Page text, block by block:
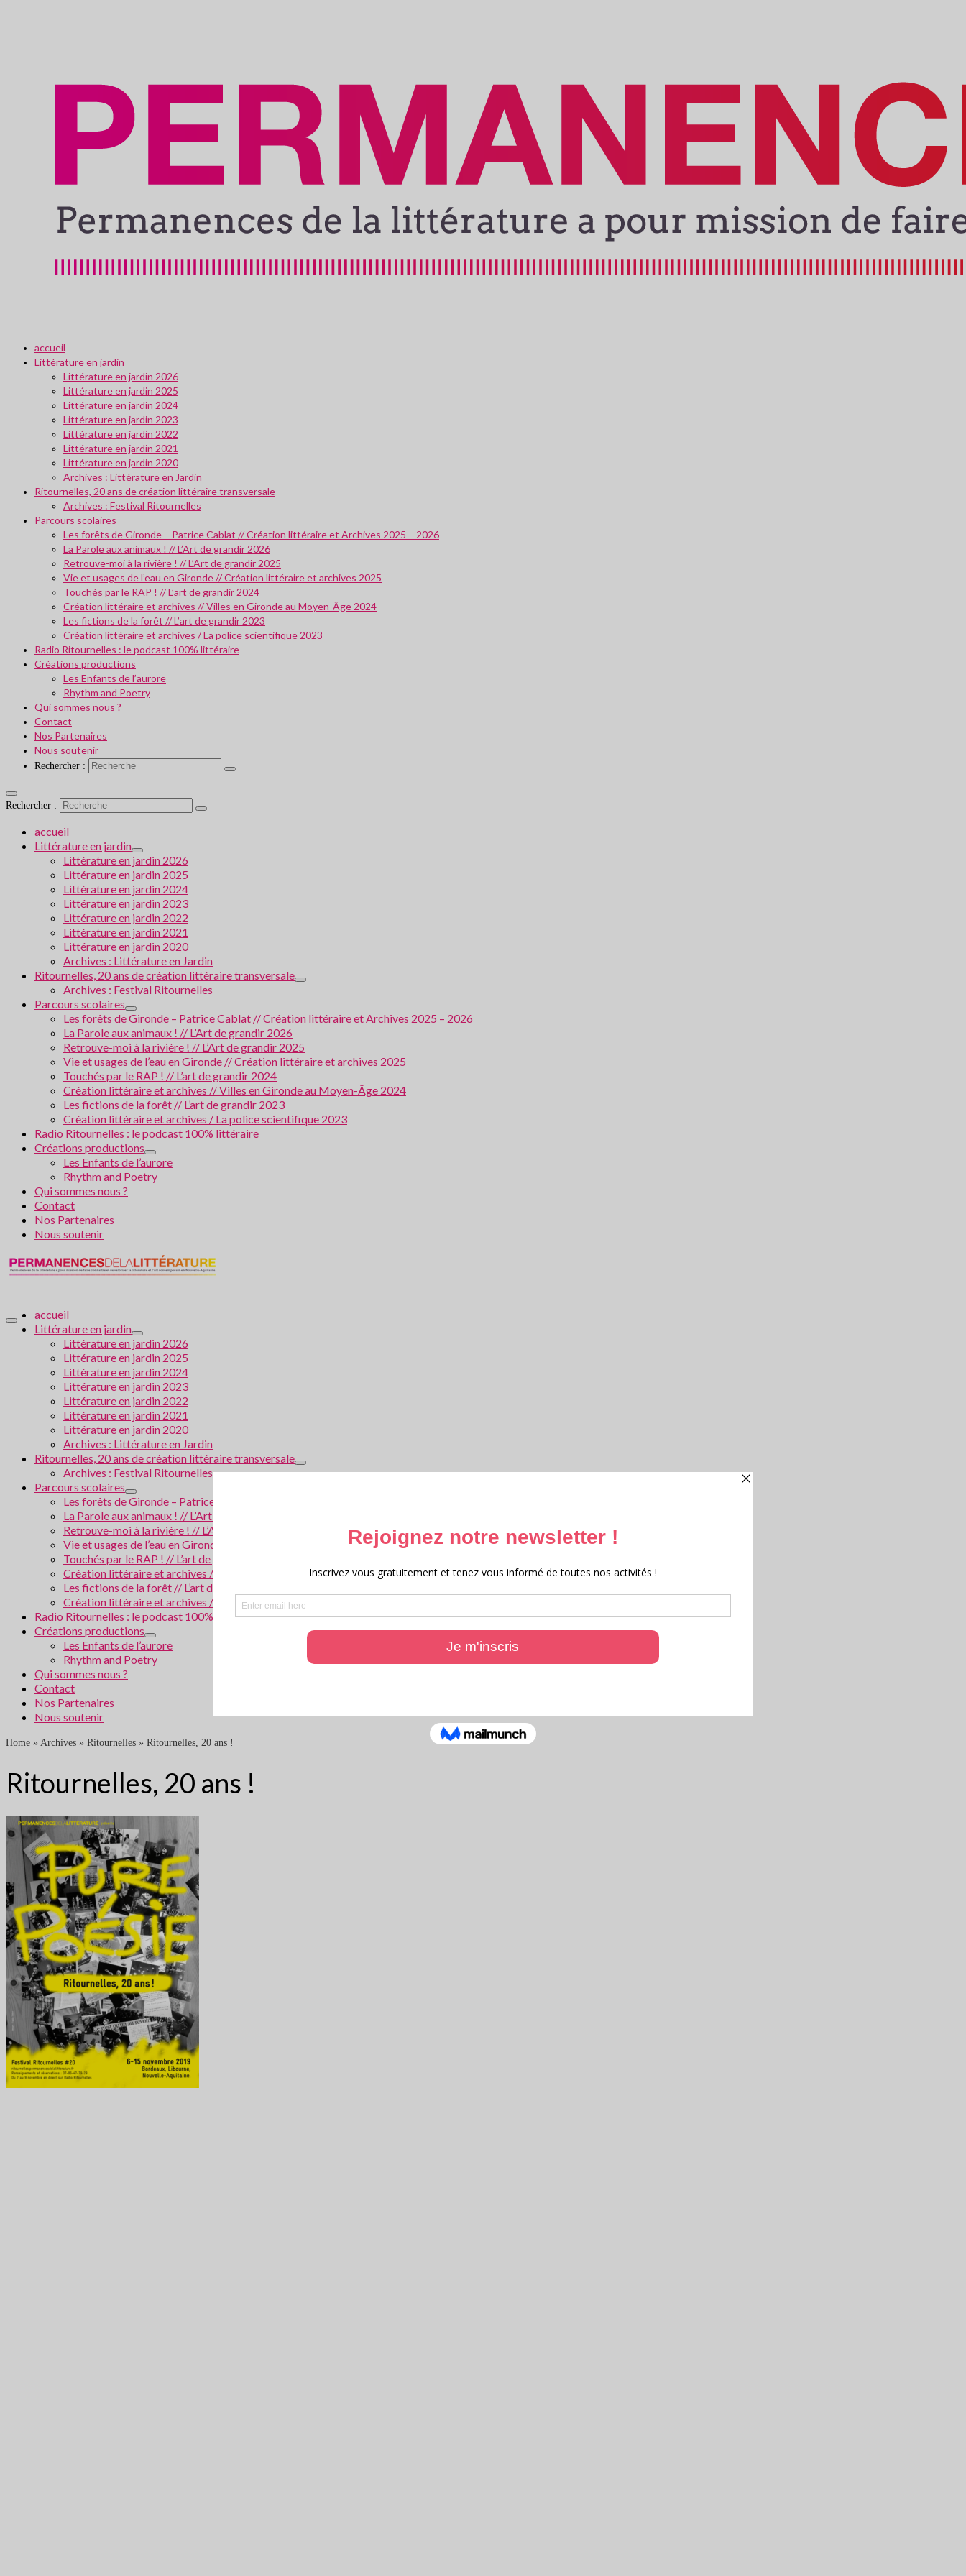
accueil
Littérature en jardin
Littérature en jardin 2026
Littérature en jardin 2025
Littérature en jardin 2024
Littérature en jardin 2023
Littérature en jardin 2022
Littérature en jardin 2021
Littérature en jardin 2020
Archives : Littérature en Jardin
Ritournelles, 20 ans de création littéraire transversale
Archives : Festival Ritournelles
Parcours scolaires
Les forêts de Gironde – Patrice Cablat // Création littéraire et Archives 2025 – 2026
La Parole aux animaux ! // L’Art de grandir 2026
Retrouve-moi à la rivière ! // L’Art de grandir 2025
Vie et usages de l’eau en Gironde // Création littéraire et archives 2025
Touchés par le RAP ! // L’art de grandir 2024
Création littéraire et archives // Villes en Gironde au Moyen-Âge 2024
Les fictions de la forêt // L’art de grandir 2023
Création littéraire et archives / La police scientifique 2023
Radio Ritournelles : le podcast 100% littéraire
Créations productions
Les Enfants de l’aurore
Rhythm and Poetry
Qui sommes nous ?
Contact
Nos Partenaires
Nous soutenir
Rechercher :
Rechercher :
accueil
Littérature en jardin
Littérature en jardin 2026
Littérature en jardin 2025
Littérature en jardin 2024
Littérature en jardin 2023
Littérature en jardin 2022
Littérature en jardin 2021
Littérature en jardin 2020
Archives : Littérature en Jardin
Ritournelles, 20 ans de création littéraire transversale
Archives : Festival Ritournelles
Parcours scolaires
Les forêts de Gironde – Patrice Cablat // Création littéraire et Archives 2025 – 2026
La Parole aux animaux ! // L’Art de grandir 2026
Retrouve-moi à la rivière ! // L’Art de grandir 2025
Vie et usages de l’eau en Gironde // Création littéraire et archives 2025
Touchés par le RAP ! // L’art de grandir 2024
Création littéraire et archives // Villes en Gironde au Moyen-Âge 2024
Les fictions de la forêt // L’art de grandir 2023
Création littéraire et archives / La police scientifique 2023
Radio Ritournelles : le podcast 100% littéraire
Créations productions
Les Enfants de l’aurore
Rhythm and Poetry
Qui sommes nous ?
Contact
Nos Partenaires
Nous soutenir
accueil
Littérature en jardin
Littérature en jardin 2026
Littérature en jardin 2025
Littérature en jardin 2024
Littérature en jardin 2023
Littérature en jardin 2022
Littérature en jardin 2021
Littérature en jardin 2020
Archives : Littérature en Jardin
Ritournelles, 20 ans de création littéraire transversale
Archives : Festival Ritournelles
Parcours scolaires
Les forêts de Gironde – Patrice Cablat // Création littéraire et Archives 2025 – 2026
La Parole aux animaux ! // L’Art de grandir 2026
Retrouve-moi à la rivière ! // L’Art de grandir 2025
Vie et usages de l’eau en Gironde // Création littéraire et archives 2025
Touchés par le RAP ! // L’art de grandir 2024
Création littéraire et archives // Villes en Gironde au Moyen-Âge 2024
Les fictions de la forêt // L’art de grandir 2023
Création littéraire et archives / La police scientifique 2023
Radio Ritournelles : le podcast 100% littéraire
Créations productions
Les Enfants de l’aurore
Rhythm and Poetry
Qui sommes nous ?
Contact
Nos Partenaires
Nous soutenir
Home » Archives » Ritournelles » Ritournelles, 20 ans !
Ritournelles, 20 ans !